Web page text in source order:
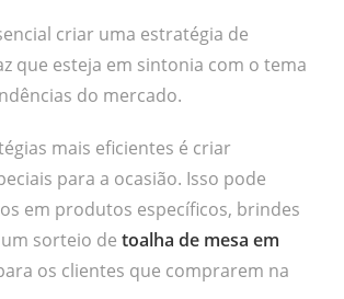
criar uma estratégia de
que esteja em sintonia com o tema
do mercado.
mais eficientes é criar
para a ocasião. Isso pode
em produtos específicos, brindes
sorteio detoalha de mesa em
os clientes que comprarem na